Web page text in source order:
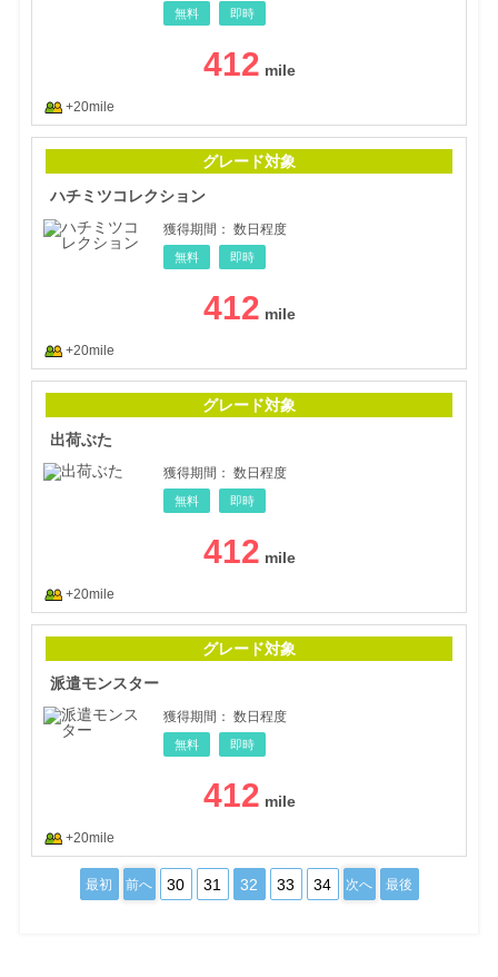
無料 即時
412
+20mile
グレード対象
ハチミツコレクション
獲得期間： 数日程度
無料 即時
412
+20mile
グレード対象
出荷ぶた
獲得期間： 数日程度
無料 即時
412
+20mile
グレード対象
派遣モンスター
獲得期間： 数日程度
無料 即時
412
+20mile
最初 前へ 30 31 32 33 34 次へ 最後